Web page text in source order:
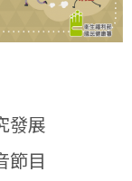
發展
節目